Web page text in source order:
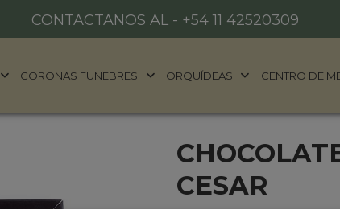
CONTACTANOS AL - +54 11 42520309
CORONAS FUNEBRES ORQUÍDEAS CENTRO DE
CESAR